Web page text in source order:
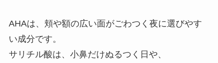
AHAは、頬や額の広い面がごわつく夜に選びやす
い成分です。
サリチル酸は、小鼻だけぬるつく日や、